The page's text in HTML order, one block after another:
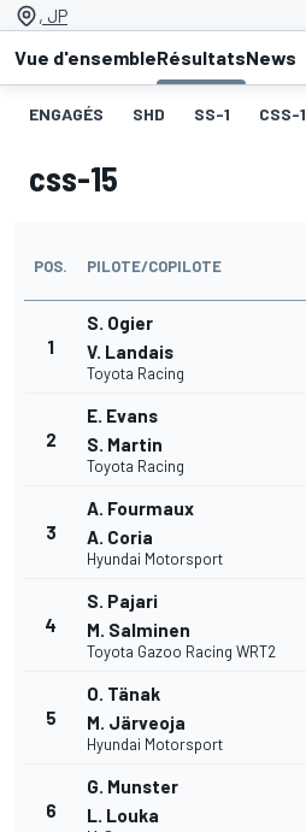
, JP
Vue d'ensembleRésultatsNews
ENGAGÉS SHD SS-1 CSS-1
css-15
POS. PILOTE/COPILOTE
1
S. Ogier
V. Landais
Toyota Racing
2
E. Evans
S. Martin
Toyota Racing
3
A. Fourmaux
A. Coria
Hyundai Motorsport
4
S. Pajari
M. Salminen
Toyota Gazoo Racing WRT2
5
O. Tänak
M. Järveoja
Hyundai Motorsport
6
G. Munster
L. Louka